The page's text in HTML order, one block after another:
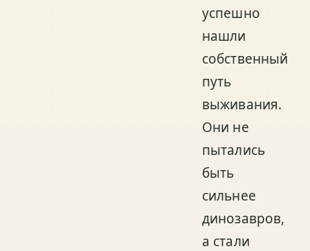
успешно
нашли
собственный
путь
выживания.
Они не
пытались
быть
сильнее
динозавров,
а стали